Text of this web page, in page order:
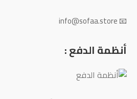
📧 info@sofaa.store
أنظمة الدفع :